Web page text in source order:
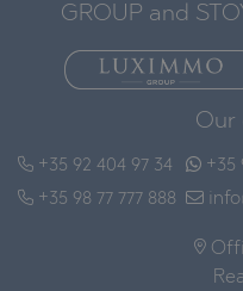
GROUP and
Our
+35 92 404 97 34
+35 98 77 777 888
+35